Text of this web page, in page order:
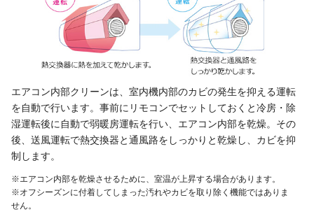
エアコン内部クリーンは、室内機内部のカビの発生を抑える運転
を自動で行います。事前にリモコンでセットしておくと冷房・除
湿運転後に自動で弱暖房運転を行い、エアコン内部を乾燥。その
後、送風運転で熱交換器と通風路をしっかりと乾燥し、カビを抑
制します。
※エアコン内部を乾燥させるために、室温が上昇する場合があります。
※オフシーズンに付着してしまった汚れやカビを取り除く機能ではありま
せん。